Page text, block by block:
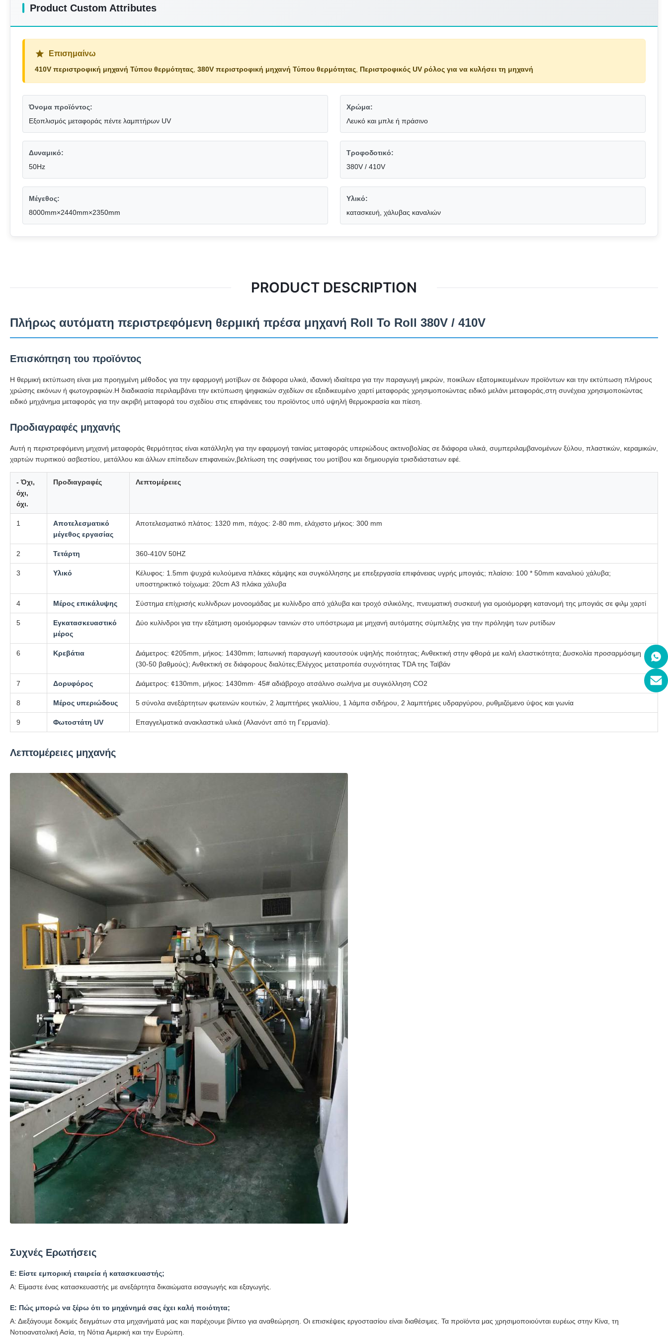
Product Custom Attributes
Επισημαίνω
410V περιστροφική μηχανή Τύπου θερμότητας 380V περιστροφική μηχανή Τύπου θερμότητας Περιστροφικός UV ρόλος για να κυλήσει τη μηχανή
Όνομα προϊόντος:
Εξοπλισμός μεταφοράς πέντε λαμπτήρων UV
Χρώμα:
Λευκό και μπλε ή πράσινο
Δυναμικό:
50Hz
Τροφοδοτικό:
380V / 410V
Μέγεθος:
8000mm×2440mm×2350mm
Υλικό:
κατασκευή, χάλυβας καναλιών
PRODUCT DESCRIPTION
Πλήρως αυτόματη περιστρεφόμενη θερμική πρέσα μηχανή Roll To Roll 380V / 410V
Επισκόπηση του προϊόντος
Η θερμική εκτύπωση είναι μια προηγμένη μέθοδος για την εφαρμογή μοτίβων σε διάφορα υλικά, ιδανική ιδιαίτερα για την παραγωγή μικρών, ποικίλων εξατομικευμένων προϊόντων και την εκτύπωση πλήρους
χρώσης εικόνων ή φωτογραφιών.Η διαδικασία περιλαμβάνει την εκτύπωση ψηφιακών σχεδίων σε εξειδικευμένο χαρτί μεταφοράς χρησιμοποιώντας ειδικό μελάνι μεταφοράς,στη συνέχεια χρησιμοποιώντας
ειδικό μηχάνημα μεταφοράς για την ακριβή μεταφορά του σχεδίου στις επιφάνειες του προϊόντος υπό υψηλή θερμοκρασία και πίεση.
Προδιαγραφές μηχανής
Αυτή η περιστρεφόμενη μηχανή μεταφοράς θερμότητας είναι κατάλληλη για την εφαρμογή ταινίας μεταφοράς υπεριώδους ακτινοβολίας σε διάφορα υλικά, συμπεριλαμβανομένων ξύλου, πλαστικών, κεραμικών,
χαρτών πυριτικού ασβεστίου, μετάλλου και άλλων επίπεδων επιφανειών,βελτίωση της σαφήνειας του μοτίβου και δημιουργία τρισδιάστατων εφέ.
- Όχι,
όχι,
όχι.
Προδιαγραφές Λεπτομέρειες
1
Αποτελεσματικό
μέγεθος εργασίας
Αποτελεσματικό πλάτος: 1320 mm, πάχος: 2-80 mm, ελάχιστο μήκος: 300 mm
2 Τετάρτη 360-410V 50HZ
3 Υλικό
Κέλυφος: 1.5mm ψυχρά κυλούμενα πλάκες κάμψης και συγκόλλησης με επεξεργασία επιφάνειας υγρής μπογιάς; πλαίσιο: 100 * 50mm καναλιού χάλυβα;
υποστηρικτικό τοίχωμα: 20cm A3 πλάκα χάλυβα
4 Μέρος επικάλυψης Σύστημα επίχρισής κυλίνδρων μονοομάδας με κυλίνδρο από χάλυβα και τροχό σιλικόλης, πνευματική συσκευή για ομοιόμορφη κατανομή της μπογιάς σε φιλμ χαρτί
5
Εγκατασκευαστικό
μέρος
Δύο κυλίνδροι για την εξάτμιση ομοιόμορφων ταινιών στο υπόστρωμα με μηχανή αυτόματης σύμπλεξης για την πρόληψη των ρυτίδων
6 Κρεβάτια
Διάμετρος: ¢205mm, μήκος: 1430mm; Ιαπωνική παραγωγή καουτσούκ υψηλής ποιότητας; Ανθεκτική στην φθορά με καλή ελαστικότητα; Δυσκολία προσαρμόσιμη
(30-50 βαθμούς); Ανθεκτική σε διάφορους διαλύτες;Ελέγχος μετατροπέα συχνότητας TDA της Ταϊβάν
7 Δορυφόρος Διάμετρος: ¢130mm, μήκος: 1430mm· 45# αδιάβροχο ατσάλινο σωλήνα με συγκόλληση CO2
8 Μέρος υπεριώδους 5 σύνολα ανεξάρτητων φωτεινών κουτιών, 2 λαμπτήρες γκαλλίου, 1 λάμπα σιδήρου, 2 λαμπτήρες υδραργύρου, ρυθμιζόμενο ύψος και γωνία
9 Φωτοστάτη UV Επαγγελματικά ανακλαστικά υλικά (Αλανόντ από τη Γερμανία).
Λεπτομέρειες μηχανής
Συχνές Ερωτήσεις
Ε: Είστε εμπορική εταιρεία ή κατασκευαστής;
Α: Είμαστε ένας κατασκευαστής με ανεξάρτητα δικαιώματα εισαγωγής και εξαγωγής.
Ε: Πώς μπορώ να ξέρω ότι το μηχάνημά σας έχει καλή ποιότητα;
Α: Διεξάγουμε δοκιμές δειγμάτων στα μηχανήματά μας και παρέχουμε βίντεο για αναθεώρηση. Οι επισκέψεις εργοστασίου είναι διαθέσιμες. Τα προϊόντα μας χρησιμοποιούνται ευρέως στην Κίνα, τη
Νοτιοανατολική Ασία, τη Νότια Αμερική και την Ευρώπη.